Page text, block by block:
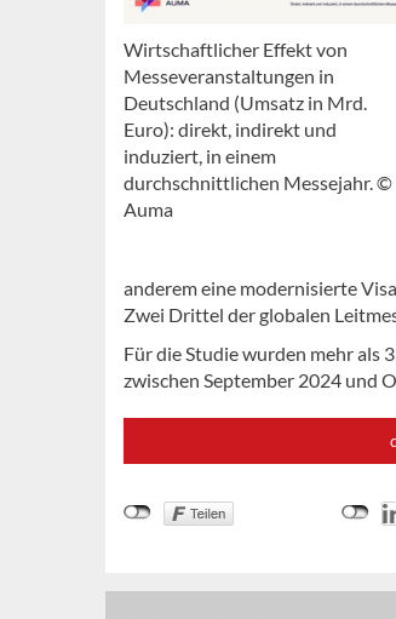
Wirtschaftlicher Effekt von
Messeveranstaltungen in
Deutschland (Umsatz in Mrd.
Euro): direkt, indirekt und
induziert, in einem
durchschnittlichen Messejahr. ©
Auma
anderem eine modernisierte
Zwei Drittel der globalen
Für die Studie wurden mehr als
zwischen September 2024 und